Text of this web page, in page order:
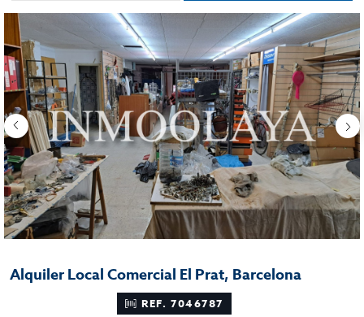
Alquiler Local Comercial El Prat, Barcelona
REF. 7046787